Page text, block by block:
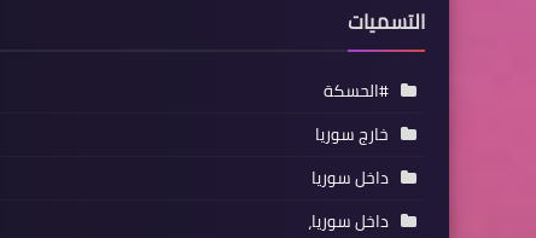
التسميات
#الحسكة
خارج سوريا
داخل سوريا
داخل سوريا،